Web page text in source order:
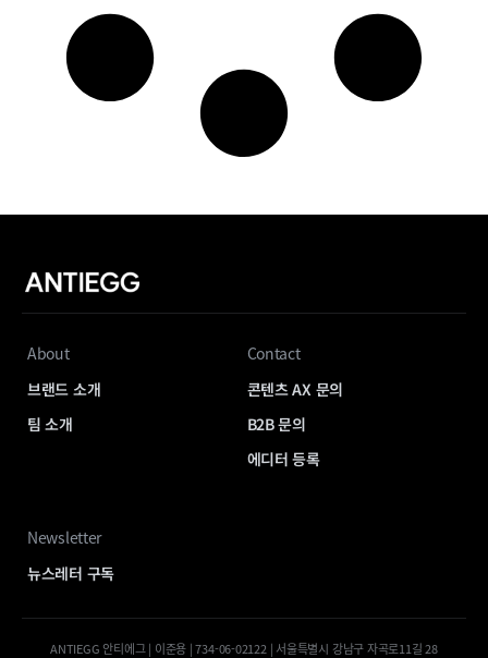
About
브랜드 소개
팀 소개
Contact
콘텐츠 AX 문의
B2B 문의
에디터 등록
Newsletter
뉴스레터 구독
ANTIEGG 안티에그 | 이준용 | 734-06-02122 | 서울특별시 강남구 자곡로11길 28